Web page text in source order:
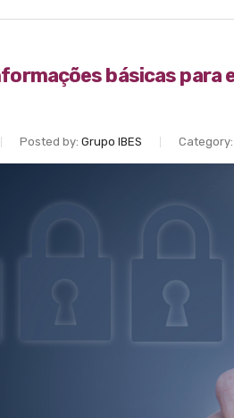
básicas para
Posted by: Grupo IBES Category: